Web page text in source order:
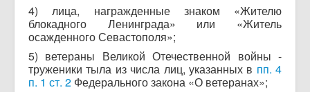
4) лица, награжденные знаком «Жителю
блокадного Ленинграда» или «Житель
осажденного Севастополя»;
5) ветераны Великой Отечественной войны -
труженики тыла из числа лиц, указанных в пп. 4
п. 1 ст. 2 Федерального закона «О ветеранах»;